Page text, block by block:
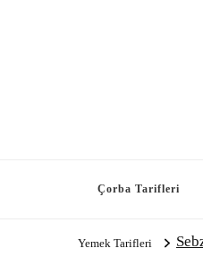
Çorba Tarifleri
Yemek Tarifleri